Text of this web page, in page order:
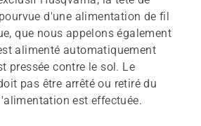
d'une alimentation de fil
que nous appelons également
alimenté automatiquement
pressée contre le sol. Le
pas être arrêté ou retiré du
est effectuée.